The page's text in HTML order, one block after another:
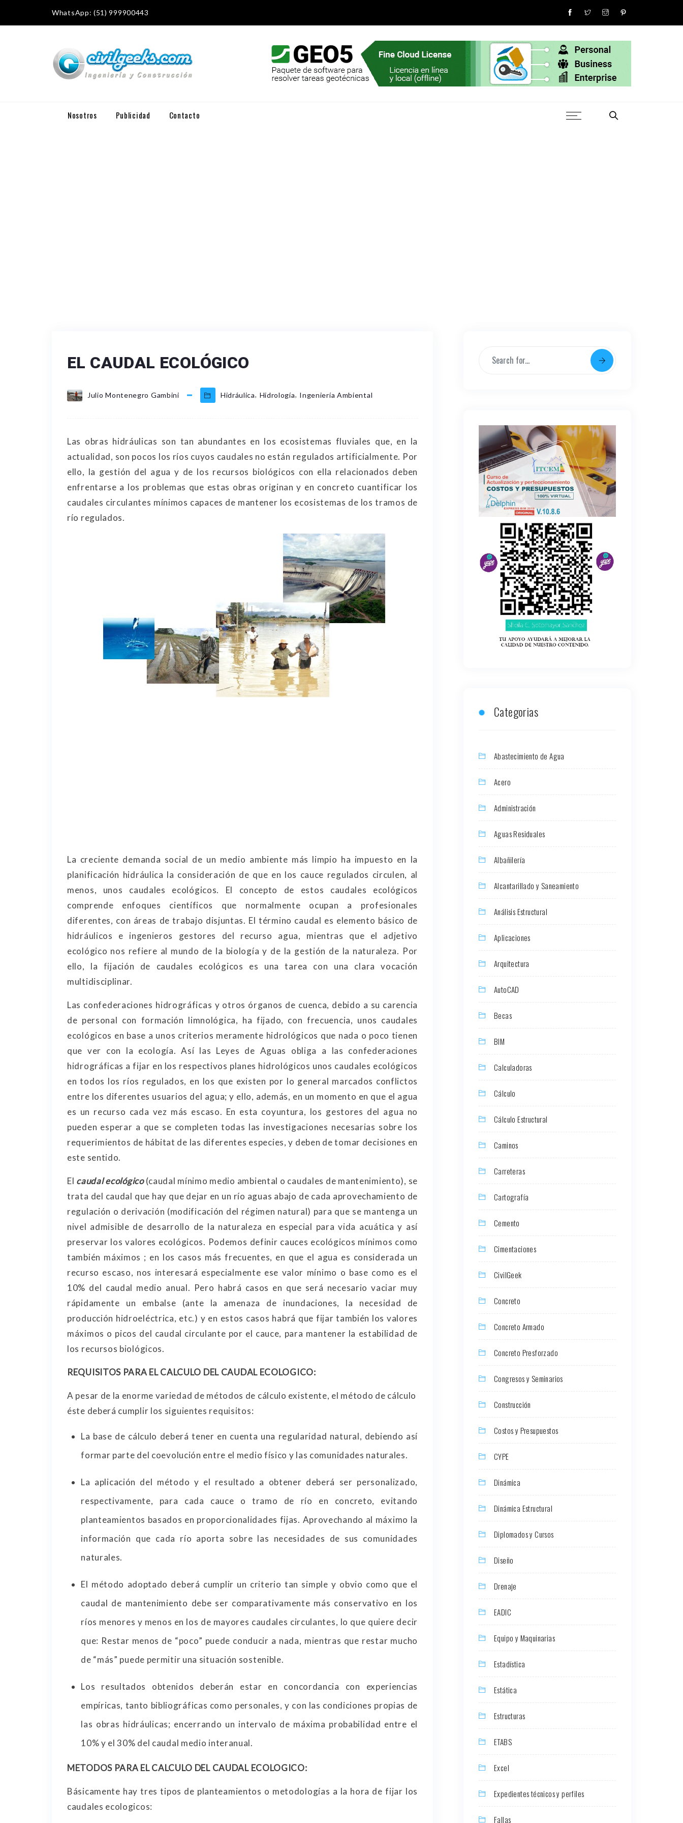
WhatsApp: (51) 999900443
Nosotros Publicidad Contacto
EL CAUDAL ECOLÓGICO
Julio Montenegro Gambini Hidráulica, Hidrología, Ingeniería Ambiental
Las obras hidráulicas son tan abundantes en los ecosistemas fluviales que, en la
actualidad, son pocos los ríos cuyos caudales no están regulados artificialmente. Por
ello, la gestión del agua y de los recursos biológicos con ella relacionados deben
enfrentarse a los problemas que estas obras originan y en concreto cuantificar los
caudales circulantes mínimos capaces de mantener los ecosistemas de los tramos de
río regulados.
La creciente demanda social de un medio ambiente más limpio ha impuesto en la
planificación hidráulica la consideración de que en los cauce regulados circulen, al
menos, unos caudales ecológicos. El concepto de estos caudales ecológicos
comprende enfoques científicos que normalmente ocupan a profesionales
diferentes, con áreas de trabajo disjuntas. El término caudal es elemento básico de
hidráulicos e ingenieros gestores del recurso agua, mientras que el adjetivo
ecológico nos refiere al mundo de la biología y de la gestión de la naturaleza. Por
ello, la fijación de caudales ecológicos es una tarea con una clara vocación
multidisciplinar.
Las confederaciones hidrográficas y otros órganos de cuenca, debido a su carencia
de personal con formación limnológica, ha fijado, con frecuencia, unos caudales
ecológicos en base a unos criterios meramente hidrológicos que nada o poco tienen
que ver con la ecología. Así las Leyes de Aguas obliga a las confederaciones
hidrográficas a fijar en los respectivos planes hidrológicos unos caudales ecológicos
en todos los ríos regulados, en los que existen por lo general marcados conflictos
entre los diferentes usuarios del agua; y ello, además, en un momento en que el agua
es un recurso cada vez más escaso. En esta coyuntura, los gestores del agua no
pueden esperar a que se completen todas las investigaciones necesarias sobre los
requerimientos de hábitat de las diferentes especies, y deben de tomar decisiones en
este sentido.
El caudal ecológico(caudal mínimo medio ambiental o caudales de mantenimiento), se
trata del caudal que hay que dejar en un río aguas abajo de cada aprovechamiento de
regulación o derivación (modificación del régimen natural) para que se mantenga un
nivel admisible de desarrollo de la naturaleza en especial para vida acuática y así
preservar los valores ecológicos. Podemos definir cauces ecológicos mínimos como
también máximos ; en los casos más frecuentes, en que el agua es considerada un
recurso escaso, nos interesará especialmente ese valor mínimo o base como es el
10% del caudal medio anual. Pero habrá casos en que será necesario vaciar muy
rápidamente un embalse (ante la amenaza de inundaciones, la necesidad de
producción hidroeléctrica, etc.) y en estos casos habrá que fijar también los valores
máximos o picos del caudal circulante por el cauce, para mantener la estabilidad de
los recursos biológicos.
REQUISITOS PARA EL CALCULO DEL CAUDAL ECOLOGICO:
A pesar de la enorme variedad de métodos de cálculo existente, el método de cálculo
éste deberá cumplir los siguientes requisitos:
La base de cálculo deberá tener en cuenta una regularidad natural, debiendo así
formar parte del coevolución entre el medio físico y las comunidades naturales.
La aplicación del método y el resultado a obtener deberá ser personalizado,
respectivamente, para cada cauce o tramo de río en concreto, evitando
planteamientos basados en proporcionalidades fijas. Aprovechando al máximo la
información que cada río aporta sobre las necesidades de sus comunidades
naturales.
El método adoptado deberá cumplir un criterio tan simple y obvio como que el
caudal de mantenimiento debe ser comparativamente más conservativo en los
ríos menores y menos en los de mayores caudales circulantes, lo que quiere decir
que: Restar menos de “poco” puede conducir a nada, mientras que restar mucho
de “más” puede permitir una situación sostenible.
Los resultados obtenidos deberán estar en concordancia con experiencias
empíricas, tanto bibliográficas como personales, y con las condiciones propias de
las obras hidráulicas; encerrando un intervalo de máxima probabilidad entre el
10% y el 30% del caudal medio interanual.
METODOS PARA EL CALCULO DEL CAUDAL ECOLOGICO:
Básicamente hay tres tipos de planteamientos o metodologías a la hora de fijar los
caudales ecologicos:
Categorias
Abastecimiento de Agua
Acero
Administración
Aguas Residuales
Albañilería
Alcantarillado y Saneamiento
Análisis Estructural
Aplicaciones
Arquitectura
AutoCAD
Becas
BIM
Calculadoras
Cálculo
Cálculo Estructural
Caminos
Carreteras
Cartografía
Cemento
Cimentaciones
CivilGeek
Concreto
Concreto Armado
Concreto Presforzado
Congresos y Seminarios
Construcción
Costos y Presupuestos
CYPE
Dinámica
Dinámica Estructural
Diplomados y Cursos
Diseño
Drenaje
EADIC
Equipo y Maquinarias
Estadística
Estática
Estructuras
ETABS
Excel
Expedientes técnicos y perfiles
Fallas